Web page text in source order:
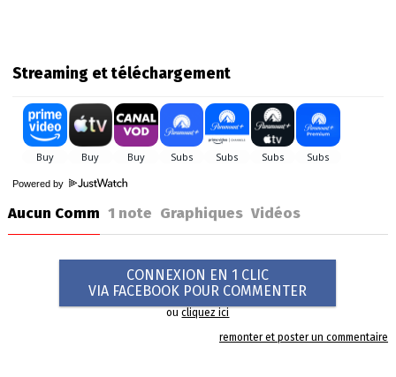
Streaming et téléchargement
Powered by
Aucun Comm 1 note Graphiques Vidéos
CONNEXION EN 1 CLIC
VIA FACEBOOK POUR COMMENTER
oucliquez ici
remonter et poster un commentaire